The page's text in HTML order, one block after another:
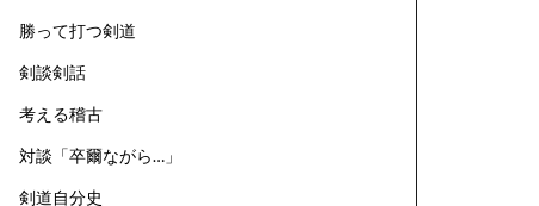
勝って打つ剣道
剣談剣話
考える稽古
対談「卒爾ながら…」
剣道自分史